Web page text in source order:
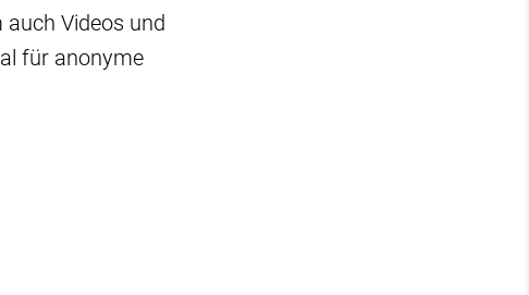
Videos und
für anonyme